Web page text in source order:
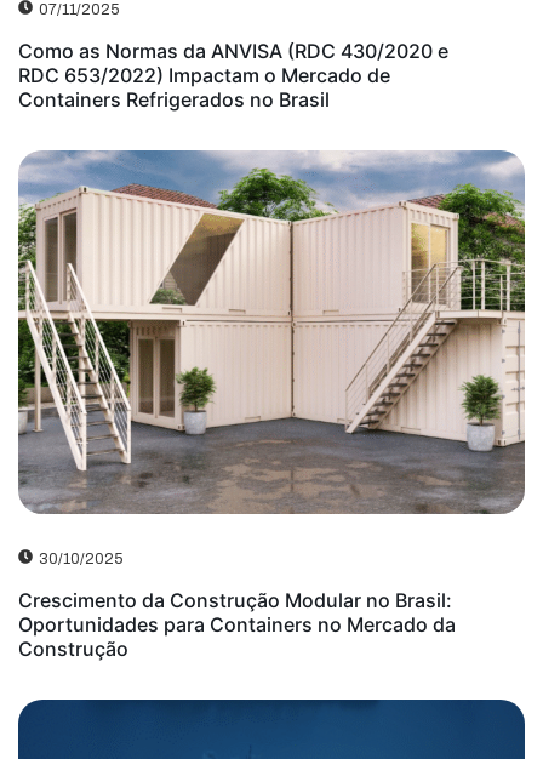
07/11/2025
Como as Normas da ANVISA (RDC 430/2020 e
RDC 653/2022) Impactam o Mercado de
Containers Refrigerados no Brasil
30/10/2025
Crescimento da Construção Modular no Brasil:
Oportunidades para Containers no Mercado da
Construção